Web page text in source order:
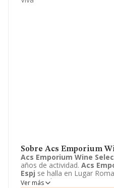
Sobre Acs Emporium
Acs Emporium Wine
años de actividad. Acs
Espj se halla en Lugar
Pontevedra. La empresa
Ver más